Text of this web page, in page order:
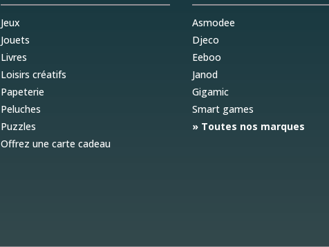
Jeux
Jouets
Livres
Loisirs créatifs
Papeterie
Peluches
Puzzles
Offrez une carte cadeau
Asmodee
Djeco
Eeboo
Janod
Gigamic
Smart games
» Toutes nos marques